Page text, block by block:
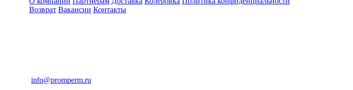
Возврат Вакансии Контакты
info@promperm.ru